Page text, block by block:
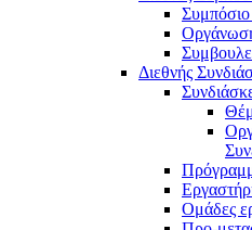
Διεθνής
Ομάδες